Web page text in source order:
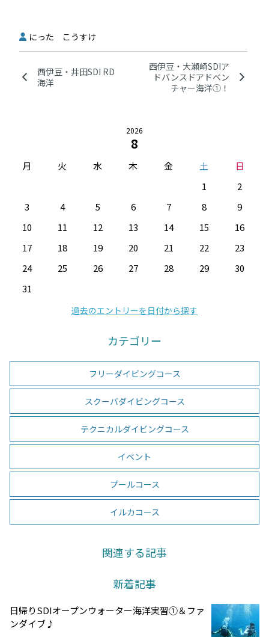
にった こうすけ
西伊豆・井田SDI RD
海洋
西伊豆・大瀬崎SDIア
ドバンスドアドベン
チャー海洋①！
2026
8
月 火 水 木 金 土
日
1
2
3
4 5 6 7 8
9
10
11 12 13 14 15
16
17
18 19 20 21 22
23
24
25 26 27 28 29
30
31
過去のエントリーを日付から探す
カテゴリー
フリーダイビングコース
スクーバダイビングコース
テクニカルダイビングコース
イベント
プールコース
イルカコース
関連する記事
新着記事
日帰りSDIオープンウォーター海洋実習①＆ファ
ンダイブ♪